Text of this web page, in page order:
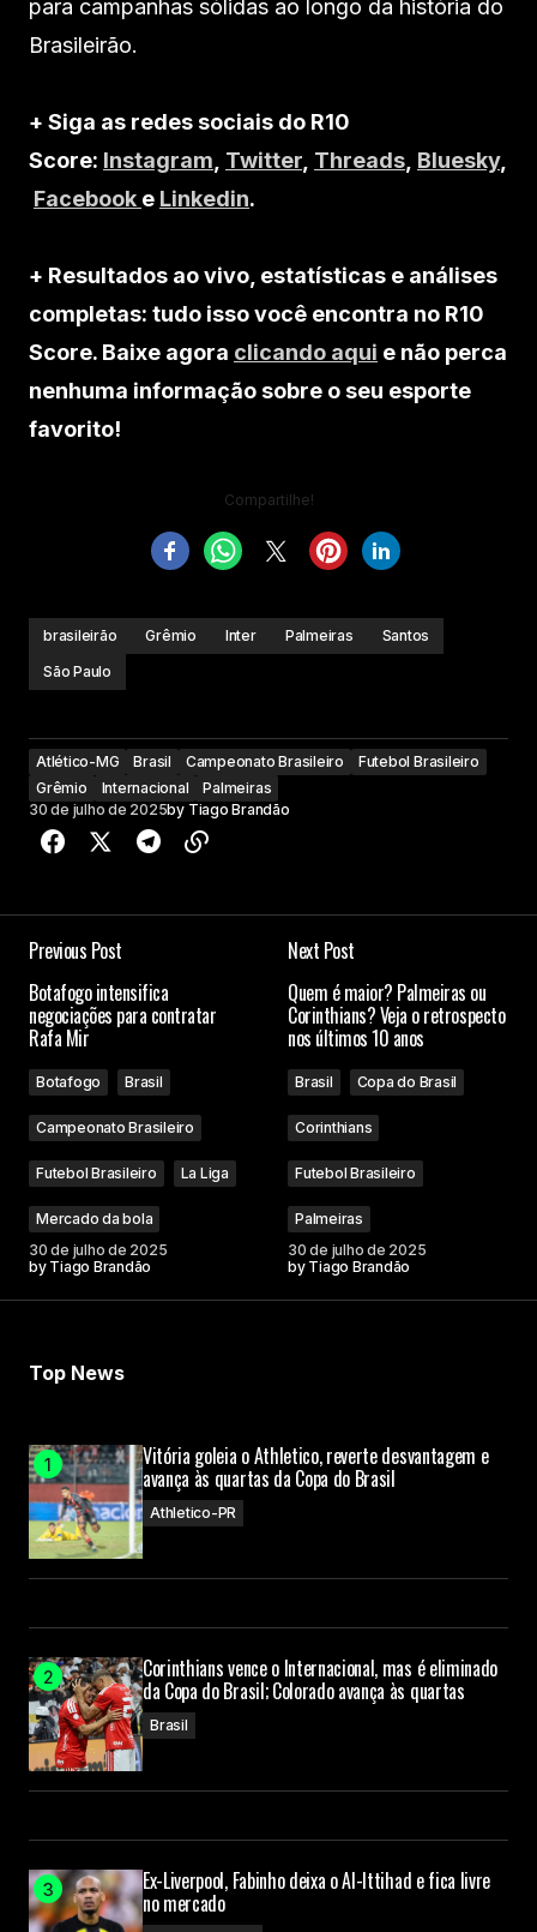
para campanhas sólidas ao longo da história do
Brasileirão.
+ Siga as redes sociais do R10
Score: Instagram, Twitter, Threads, Bluesky,
Facebook e Linkedin.
+ Resultados ao vivo, estatísticas e análises
completas: tudo isso você encontra no R10
Score. Baixe agora clicando aqui e não perca
nenhuma informação sobre o seu esporte
favorito!
Compartilhe!
brasileirão Grêmio Inter Palmeiras
Santos
São Paulo
Atlético-MG Brasil Campeonato Brasileiro
Futebol Brasileiro
Grêmio
Internacional
Palmeiras
30 de julho de 2025by Tiago Brandão
Previous Post
Botafogo intensifica
negociações para contratar
Rafa Mir
Botafogo Brasil
Campeonato Brasileiro
Futebol Brasileiro La Liga
Mercado da bola
30 de julho de 2025
by Tiago Brandão
Next Post
Quem é maior? Palmeiras ou
Corinthians? Veja o retrospecto
nos últimos 10 anos
Brasil Copa do Brasil
Corinthians
Futebol Brasileiro
Palmeiras
30 de julho de 2025
by Tiago Brandão
Top News
Vitória goleia o Athletico, reverte desvantagem e
avança às quartas da Copa do Brasil
Athletico-PR
Corinthians vence o Internacional, mas é eliminado
da Copa do Brasil; Colorado avança às quartas
Brasil
Ex-Liverpool, Fabinho deixa o Al-Ittihad e fica livre
no mercado